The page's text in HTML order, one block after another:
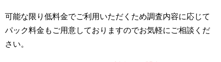
可能な限り低料金でご利用いただくため調査内容に応じて
パック料金もご用意しておりますのでお気軽にご相談くだ
さい。